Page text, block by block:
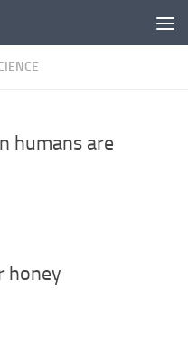
humans are
honey